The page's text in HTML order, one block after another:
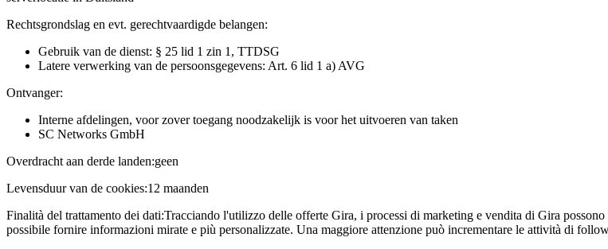
Rechtsgrondslag en evt. gerechtvaardigde belangen:
Gebruik van de dienst: § 25 lid 1 zin 1, TTDSG
Latere verwerking van de persoonsgegevens: Art. 6 lid 1 a) AVG
Ontvanger:
Interne afdelingen, voor zover toegang noodzakelijk is voor het uitvoeren van taken
SC Networks GmbH
Overdracht aan derde landen:geen
Levensduur van de cookies:12 maanden
Finalità del trattamento dei dati:Tracciando l'utilizzo delle offerte Gira, i processi di marketing e vendita di Gira
possibile fornire informazioni mirate e più personalizzate. Una maggiore attenzione può incrementare le attività di